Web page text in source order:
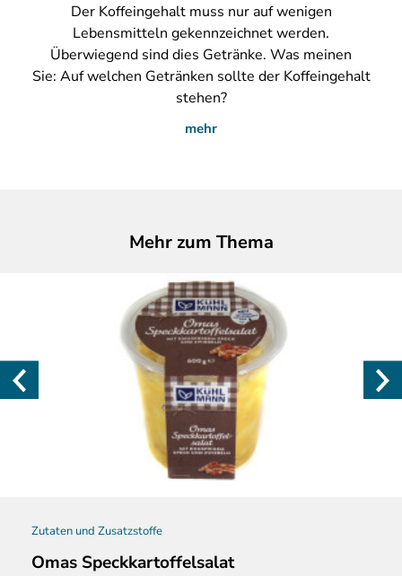
DerKoffeingehalt muss nur auf wenigen
Lebensmitteln gekennzeichnet werden.
Überwiegend sind dies Getränke. Was meinen
Sie: Auf welchen Getränken sollte der Koffeingehalt
stehen?
mehr
Mehr zum Thema
Zutaten und Zusatzstoffe
Omas Speckkartoffelsalat